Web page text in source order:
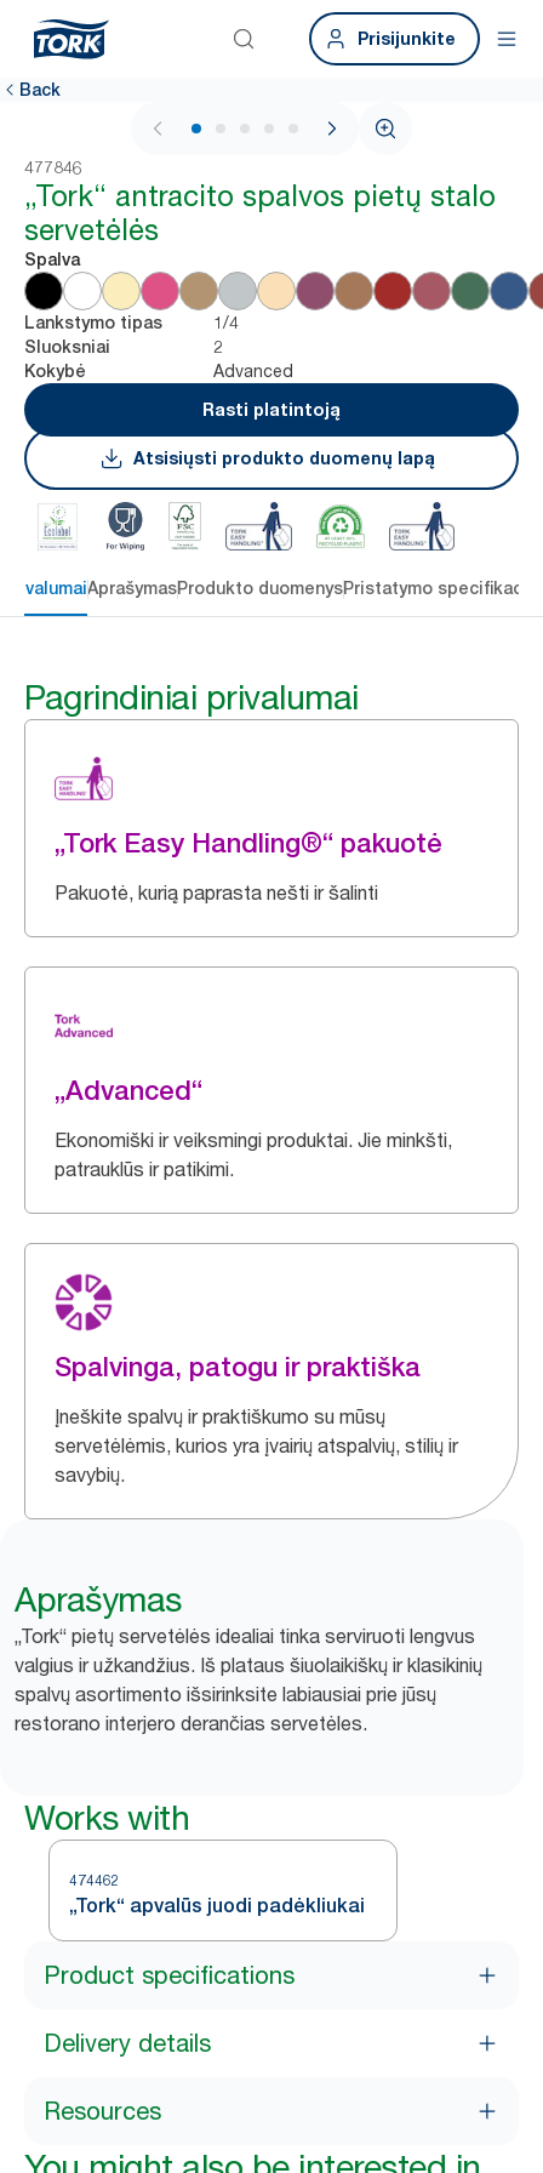
Prisijunkite
Back
1 / 6
477846
„Tork“ antracito spalvos pietų stalo
servetėlės
Spalva
Lankstymo tipas 1/4
Sluoksniai 2
Kokybė
Advanced
Rasti platintoją
Atsisiųsti produkto duomenų lapą
AprašymasProdukto duomenysPristatymo
Pagrindiniai privalumai
„Tork Easy Handling®“ pakuotė
Pakuotė, kurią paprasta nešti ir šalinti
„Advanced“
Ekonomiški ir veiksmingi produktai. Jie minkšti,
patrauklūs ir patikimi.
Spalvinga, patogu ir praktiška
Įneškite spalvų ir praktiškumo su mūsų
servetėlėmis, kurios yra įvairių atspalvių, stilių ir
savybių.
Aprašymas
„Tork“ pietų servetėlės idealiai tinka serviruoti lengvus
valgius ir užkandžius. Iš plataus šiuolaikiškų ir klasikinių
spalvų asortimento išsirinksite labiausiai prie jūsų
restorano interjero derančias servetėles.
Works with
474462
„Tork“ apvalūs juodi padėkliukai
Product specifications
Delivery details
Resources